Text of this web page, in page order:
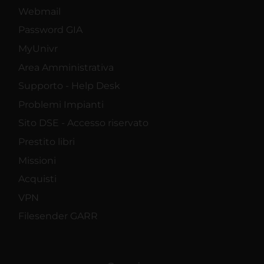
Webmail
Password GIA
MyUnivr
Area Amministrativa
Supporto - Help Desk
Problemi Impianti
Sito DSE - Accesso riservato
Prestito libri
Missioni
Acquisti
VPN
Filesender GARR